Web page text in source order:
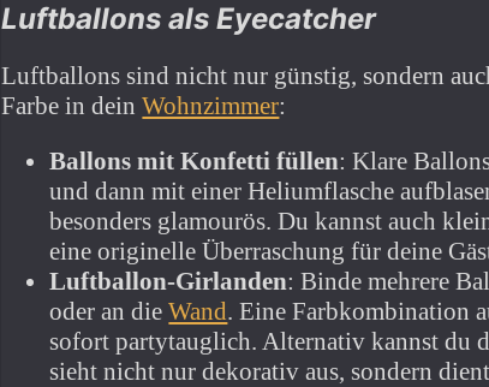
Luftballons als Eyecatcher
Luftballons sind nicht nur günstig, sondern
Farbe in deinWohnzimmer:
Ballons mit Konfetti füllen: Klare
und dann mit einer Heliumflasche
besonders glamourös. Du kannst auch
eine originelle Überraschung für deine
Luftballon-Girlanden: Binde mehrere
oder an dieWand. Eine Farbkombination
sofort partytauglich. Alternativ kannst du
sieht nicht nur dekorativ aus, sondern